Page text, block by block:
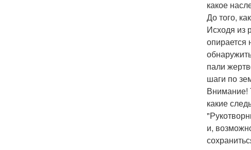
какое
До того,
Исходя из
опирается
пали
шаги по
Внимание!
какие
и,